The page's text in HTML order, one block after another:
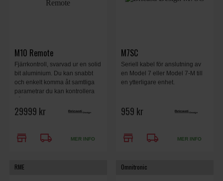
M10 Remote
Fjärrkontroll, svarvad ur en solid
bit aluminium. Du kan snabbt
och enkelt komma åt samtliga
parametrar du kan kontrollera
enheten. Fjärrkontrollen kan
surroundkompatibel.
29999 kr
store local_shipping MER INFO
M7SC
Seriell kabel för anslutning av
en Model 7 eller Model 7-M till
en ytterligare enhet.
959 kr
store local_shipping MER INFO
RME Omnitronic